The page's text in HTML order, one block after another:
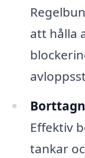
att hålla
Effektiv
tankar